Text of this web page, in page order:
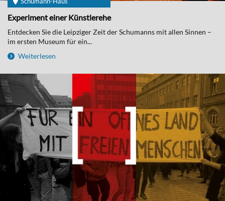
Experiment einer Künstlerehe
Entdecken Sie die Leipziger Zeit der Schumanns mit allen Sinnen –
im ersten Museum für ein...
Weiterlesen